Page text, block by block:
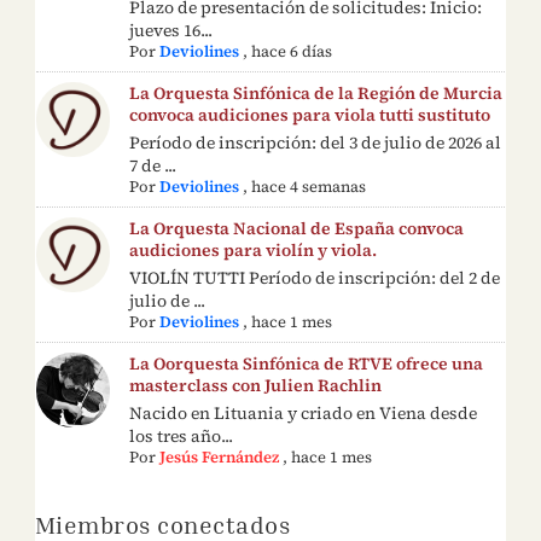
Plazo de presentación de solicitudes: Inicio:
jueves 16...
PorDeviolines ,hace 6 días
La Orquesta Sinfónica de la Región de Murcia
convoca audiciones para viola tutti sustituto
Período de inscripción: del 3 de julio de 2026 al
7 de ...
PorDeviolines ,hace 4 semanas
La Orquesta Nacional de España convoca
audiciones para violín y viola.
VIOLÍN TUTTI Período de inscripción: del 2 de
julio de ...
PorDeviolines ,hace 1 mes
La Oorquesta Sinfónica de RTVE ofrece una
masterclass con Julien Rachlin
Nacido en Lituania y criado en Viena desde
los tres año...
PorJesús Fernández ,hace 1 mes
Miembros conectados